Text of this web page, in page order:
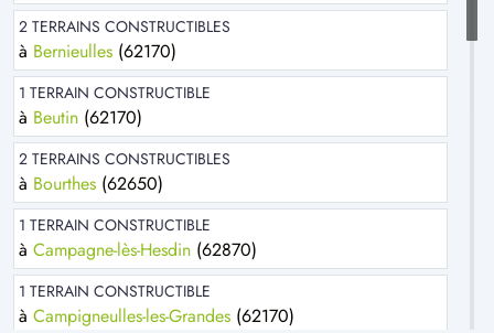
2 TERRAINS CONSTRUCTIBLES
à Bernieulles (62170)
1 TERRAIN CONSTRUCTIBLE
à Beutin (62170)
2 TERRAINS CONSTRUCTIBLES
à Bourthes (62650)
1 TERRAIN CONSTRUCTIBLE
à Campagne-lès-Hesdin (62870)
1 TERRAIN CONSTRUCTIBLE
à Campigneulles-les-Grandes (62170)